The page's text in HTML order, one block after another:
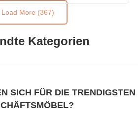
Load More (367)
Kategorien
SICH FÜR DIE TRENDIGSTEN